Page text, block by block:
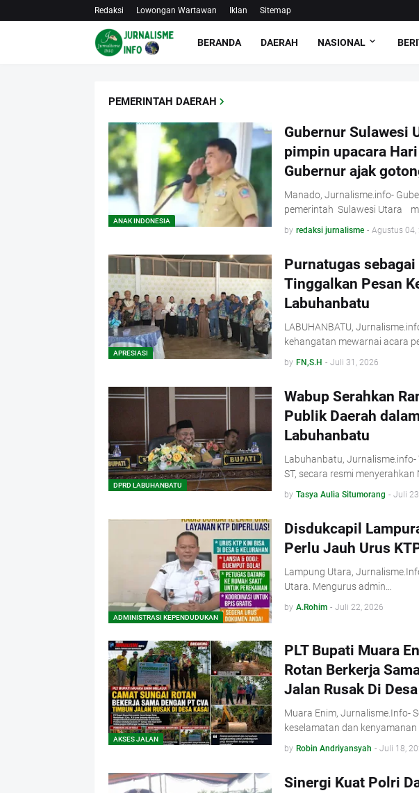
Redaksi Lowongan Wartawan Iklan Sitemap
BERANDA DAERAH NASIONAL
PEMERINTAH DAERAH
ANAK INDONESIA
Gubernur Sulawesi
pimpin upacara
Gubernur ajak
Manado, Jurnalisme.info-
pemerintah Sulawesi Utara
by redaksi jurnalisme - Agustus 04,
APRESIASI
Purnatugas
Tinggalkan Pesan
Labuhanbatu
LABUHANBATU,
kehangatan mewarnai acara
by FN,S.H - Juli 31, 2026
DPRD LABUHANBATU
Wabup Serahkan
Publik Daerah
Labuhanbatu
Labuhanbatu,
ST, secara resmi menyerahkan
by Tasya Aulia Situmorang - Juli
ADMINISTRASI KEPENDUDUKAN
Disdukcapil
Perlu Jauh Urus
Lampung Utara,
Utara. Mengurus admin…
by A.Rohim - Juli 22, 2026
AKSES JALAN
PLT Bupati Muara
Rotan Berkerja
Jalan Rusak Di
Muara Enim, Jurnalisme.Info-
keselamatan dan kenyamanan
by Robin Andriyansyah - Juli 18,
Sinergi Kuat Polri